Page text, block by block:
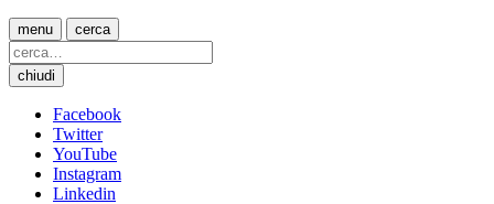
menu cerca
chiudi
Facebook
Twitter
YouTube
Instagram
Linkedin